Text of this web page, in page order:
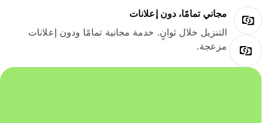
مجاني تمامًا، دون إعلانات
التنزيل خلال ثوانٍ. خدمة مجانية تمامًا ودون إعلانات
مزعجة.